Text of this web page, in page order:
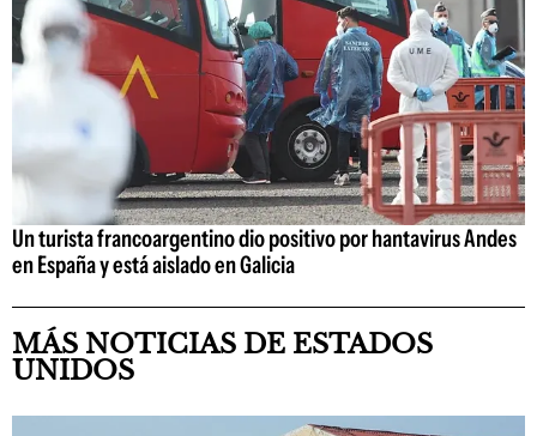
Un turista francoargentino dio positivo por hantavirus Andes
en España y está aislado en Galicia
MÁS NOTICIAS DE ESTADOS
UNIDOS